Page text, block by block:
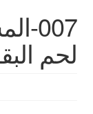
المكتبة المرئية
لقاءات تلفزيونية
لحم